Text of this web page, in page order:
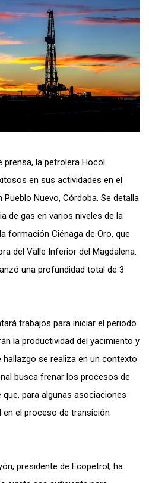
la petrolera Hocol
en sus actividades en el
Nuevo, Córdoba. Se detalla
de gas en varios niveles de la
formación Ciénaga de Oro, que
del Valle Inferior del Magdalena.
una profundidad total de 3
trabajos para iniciar el periodo
la productividad del yacimiento y
hallazgo se realiza en un contexto
busca frenar los procesos de
para algunas asociaciones
el proceso de transición
presidente de Ecopetrol, ha